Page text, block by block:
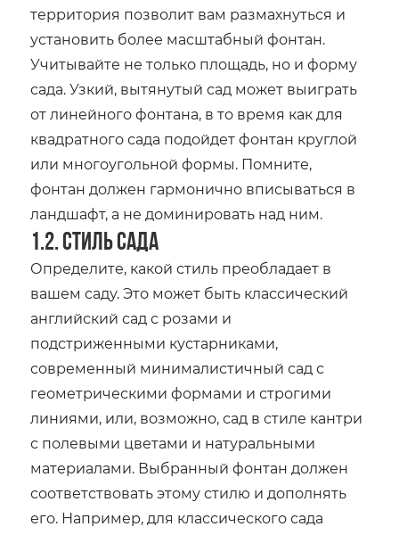
территория позволит вам размахнуться и
установить более масштабный фонтан.
Учитывайте не только площадь‚ но и форму
сада. Узкий‚ вытянутый сад может выиграть
от линейного фонтана‚ в то время как для
квадратного сада подойдет фонтан круглой
или многоугольной формы. Помните‚
фонтан должен гармонично вписываться в
ландшафт‚ а не доминировать над ним.
1.2. Стиль сада
Определите‚ какой стиль преобладает в
вашем саду. Это может быть классический
английский сад с розами и
подстриженными кустарниками‚
современный минималистичный сад с
геометрическими формами и строгими
линиями‚ или‚ возможно‚ сад в стиле кантри
с полевыми цветами и натуральными
материалами. Выбранный фонтан должен
соответствовать этому стилю и дополнять
его. Например‚ для классического сада